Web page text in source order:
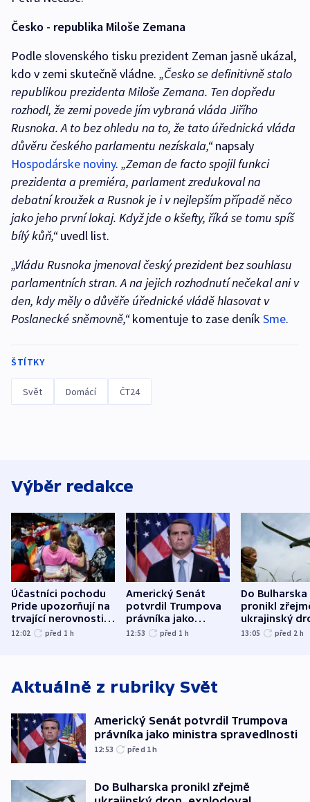
Česko - republika Miloše Zemana
Podle slovenského tisku prezident Zeman jasně ukázal,
kdo v zemi skutečně vládne. „Česko se definitivně stalo
republikou prezidenta Miloše Zemana. Ten dopředu
rozhodl, že zemi povede jím vybraná vláda Jiřího
Rusnoka. A to bez ohledu na to, že tato úřednická vláda
důvěru českého parlamentu nezískala,“napsaly
Hospodárske noviny. „Zeman de facto spojil funkci
prezidenta a premiéra, parlament zredukoval na
debatní kroužek a Rusnok je i v nejlepším případě něco
jako jeho první lokaj. Když jde o kšefty, říká se tomu spíš
bílý kůň,“uvedl list.
„Vládu Rusnoka jmenoval český prezident bez souhlasu
parlamentních stran. A na jejich rozhodnutí nečekal ani v
den, kdy měly o důvěře úřednické vládě hlasovat v
Poslanecké sněmovně,“komentuje to zase deníkSme.
ŠTÍTKY
Svět Domácí ČT24
Výběr redakce
Účastníci pochodu
Pride upozorňují na
trvající nerovnosti i
společenskou
12:02 před 1 h
Americký Senát
potvrdil Trumpova
právníka jako
ministra
12:53 před 1 h
Do Bulharska
pronikl
ukrajinský
explodoval
13:05 před 2 h
Aktuálně z rubriky Svět
Americký Senát potvrdil Trumpova
právníka jako ministra spravedlnosti
12:53 před 1h
Do Bulharska pronikl zřejmě